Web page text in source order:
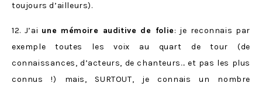
toujours d’ailleurs).
12. J’ai une mémoire auditive de folie: je reconnais par
exemple toutes les voix au quart de tour (de
connaissances, d’acteurs, de chanteurs… et pas les plus
connus !) mais, SURTOUT, je connais un nombre